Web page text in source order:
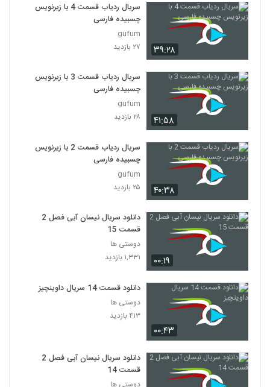
۳۹:۲۸
سریال ردیاب قسمت 4 با زیرنویس
چسبیده فارسی
gufum
۲۷ بازدید
۴۱:۵۸
سریال ردیاب قسمت 3 با زیرنویس
چسبیده فارسی
gufum
۲۸ بازدید
۴۰:۳۸
سریال ردیاب قسمت 2 با زیرنویس
چسبیده فارسی
gufum
۲۵ بازدید
۰۰:۱۹
دانلود سریال نیسان آبی فصل 2
قسمت 15
دوستی ها
۱,۳۳۱ بازدید
۰۰:۴۳
دانلود قسمت 14 سریال داوینچیز
دوستی ها
۴۱۳ بازدید
دانلود سریال نیسان آبی فصل 2
قسمت 14
دوستی ها